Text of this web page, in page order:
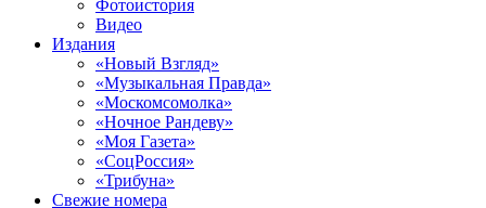
Фотоистория
Видео
Издания
«Новый Взгляд»
«Музыкальная Правда»
«Москомсомолка»
«Ночное Рандеву»
«Моя Газета»
«СоцРоссия»
«Трибуна»
Свежие номера